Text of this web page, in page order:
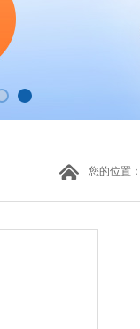
您的位置：